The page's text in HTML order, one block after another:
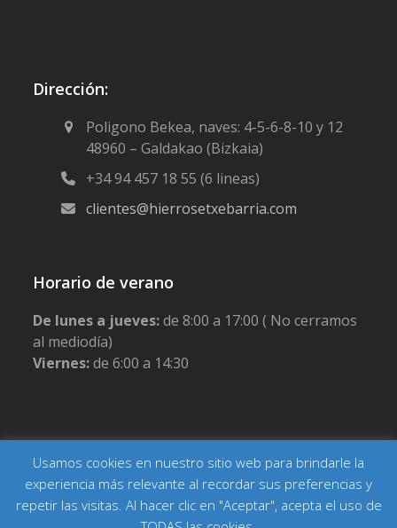
Dirección:
Poligono Bekea, naves: 4-5-6-8-10 y 12
48960 – Galdakao (Bizkaia)
+34 94 457 18 55 (6 lineas)
clientes@hierrosetxebarria.com
Horario de verano
De lunes a jueves:de 8:00 a 17:00 ( No cerramos
al mediodía)
Viernes:de 6:00 a 14:30
Copyright Hierros Etxebarria
InicioActualidad ContactoAviso legalPolítica de privacidad
Política de cookiesCondiciones generales de venta
Usamos cookies en nuestro sitio web para brindarle la
experiencia más relevante al recordar sus preferencias y
repetir las visitas. Al hacer clic en "Aceptar", acepta el uso de